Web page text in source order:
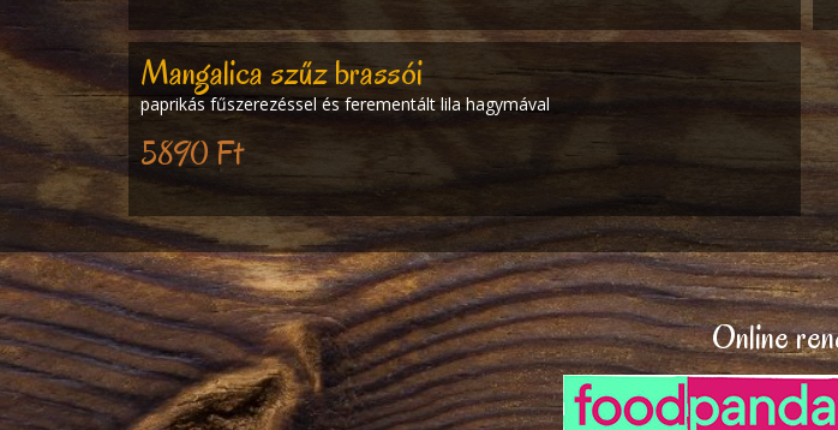
Mangalica szűz brassói
paprikás fűszerezéssel és ferementált lila hagymával
5890 Ft
Online